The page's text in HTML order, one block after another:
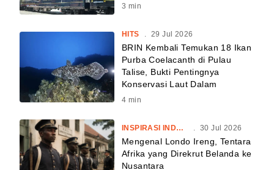
3 min
HITS 29 Jul 2026
BRIN Kembali Temukan 18 Ikan
Purba Coelacanth di Pulau
Talise, Bukti Pentingnya
Konservasi Laut Dalam
4 min
INSPIRASI INDONESIA 30 Jul 2026
Mengenal Londo Ireng, Tentara
Afrika yang Direkrut Belanda ke
Nusantara